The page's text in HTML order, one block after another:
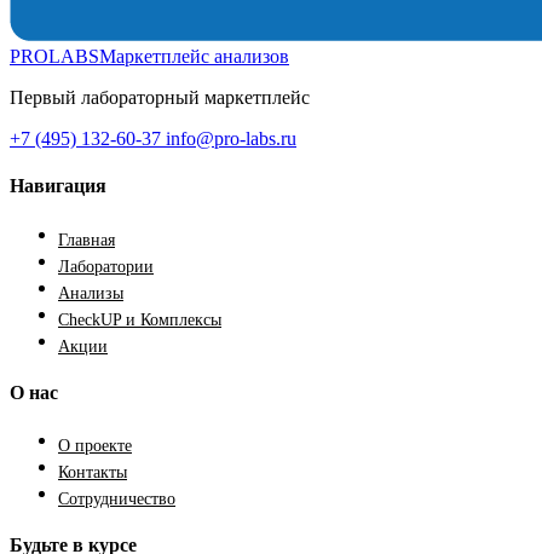
PROLABSМаркетплейс анализов
Первый лабораторный маркетплейс
+7 (495) 132-60-37 info@pro-labs.ru
Навигация
Главная
Лаборатории
Анализы
CheckUP и Комплексы
Акции
О нас
О проекте
Контакты
Сотрудничество
Будьте в курсе